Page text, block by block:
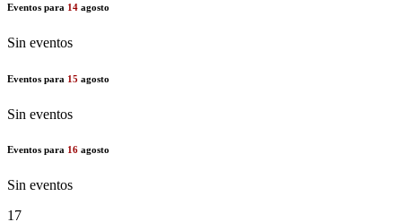
Eventos para 14 agosto
Sin eventos
Eventos para 15 agosto
Sin eventos
Eventos para 16 agosto
Sin eventos
17